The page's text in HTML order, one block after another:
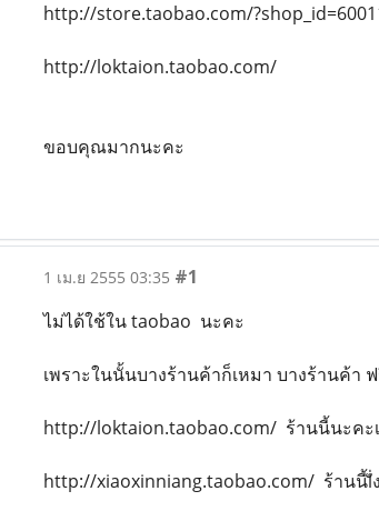
http://store.taobao.com/
http://loktaion.taobao.com/
ขอบคุณมากนะคะ
1 เม.ย 2555 03:35 #1
ไม่ได้ใช้ใน taobao นะคะ
เพราะในนั้นบางร้านค้าก็เหมา บางร้านค้
http://loktaion.taobao.com/ ร้านนี้นะคะ
http://xiaoxinniang.taobao.com/ ร้านนี้lั่